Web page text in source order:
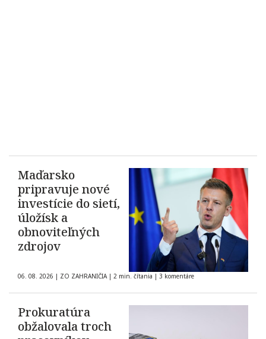
Maďarsko
pripravuje nové
investície do sietí,
úložísk a
obnoviteľných
zdrojov
06. 08. 2026 | ZO ZAHRANIČIA | 2 min. čítania | 3 komentáre
Prokuratúra
obžalovala troch